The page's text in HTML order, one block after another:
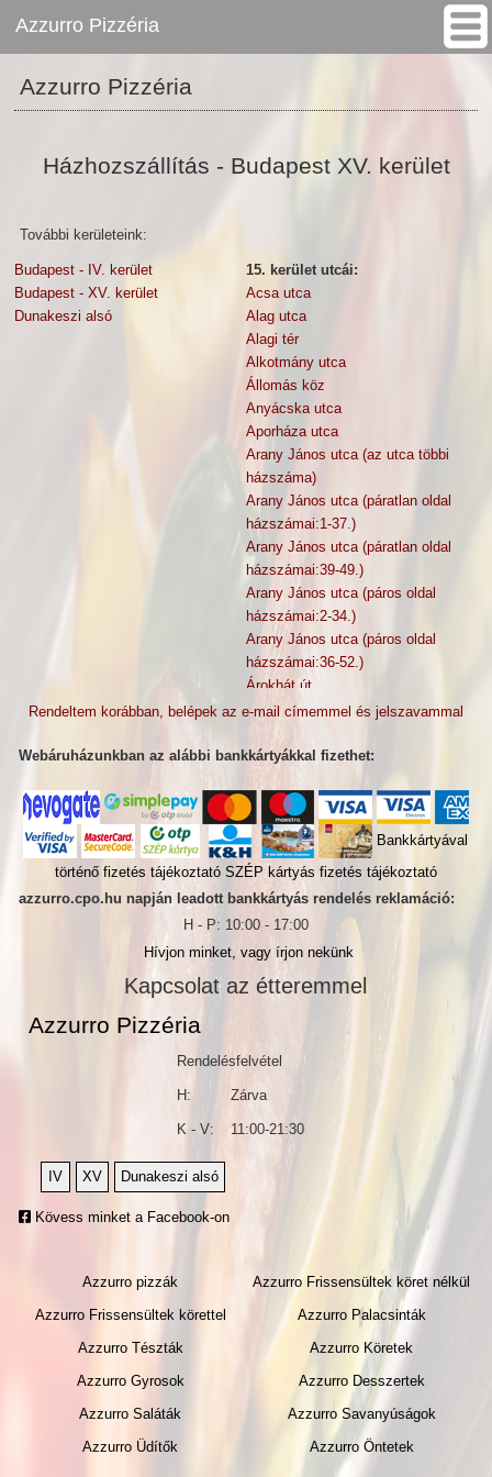
Azzurro Pizzéria
Azzurro Pizzéria
Házhozszállítás - Budapest XV. kerület
További kerületeink:
Budapest - IV. kerület
Budapest - XV. kerület
Dunakeszi alsó
15. kerület utcái:
Acsa utca
Alag utca
Alagi tér
Alkotmány utca
Állomás köz
Anyácska utca
Aporháza utca
Arany János utca (az utca többi
házszáma)
Arany János utca (páratlan oldal
házszámai:1-37.)
Arany János utca (páratlan oldal
házszámai:39-49.)
Arany János utca (páros oldal
házszámai:2-34.)
Arany János utca (páros oldal
házszámai:36-52.)
Árokhát út
Attila utca
Bácska utca
Baksai Sándor utca
Balló Mátyás utca
Bartók Béla út
Báthori utca
Batthyány utca
Beller Imre utca (az utca többi
házszáma)
Beller Imre utca (páratlan oldal
házszámai:1-97.)
Beller Imre utca (páros oldal
házszámai:2-86.)
Benkő István utca
Bethlen Gábor utca
Bezerédi Pál utca
Bocskai utca
Csákberény utca
Cserba Elemér út
Csillagos köz
Csobogós utca
Csokonai utca
Csomád utca
Csővár utca
Damjanich János utca
Deák utca
Dembinszky utca
Dessewffy Arisztid utca
Rendeltem korábban, belépek az e-mail címemmel és jelszavammal
Webáruházunkban az alábbi bankkártyákkal fizethet:
Bankkártyával
történő fizetés tájékoztató SZÉP kártyás fizetés tájékoztató
azzurro.cpo.hu napján leadott bankkártyás rendelés reklamáció:
H - P: 10:00 - 17:00
Hívjon minket, vagy írjon nekünk
Kapcsolat az étteremmel
Azzurro Pizzéria
Rendelésfelvétel
H: Zárva
K - V: 11:00-21:30
IV XV Dunakeszi alsó
Kövess minket a Facebook-on
Azzurro pizzák
Azzurro Frissensültek köret nélkül
Azzurro Frissensültek körettel
Azzurro Palacsinták
Azzurro Tészták
Azzurro Köretek
Azzurro Gyrosok
Azzurro Desszertek
Azzurro Saláták
Azzurro Savanyúságok
Azzurro Üdítők
Azzurro Öntetek